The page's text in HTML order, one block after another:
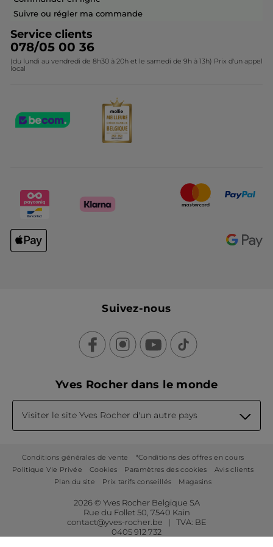
Contactez-nous
Suivre ou régler ma commande
Service clients
078/05 00 36
(du lundi au vendredi de 8h30 à 20h et le samedi de 9h à 13h) Prix d'un appel
local
Suivez-nous
Yves Rocher dans le monde
Visiter le site Yves Rocher d'un autre pays
Conditions générales de vente
*Conditions des offres en cours
Politique Vie Privée
Cookies Paramètres des cookies
Avis clients
Plan du site
Prix tarifs conseillés Magasins
2026 © Yves Rocher Belgique SA
Rue du Follet 50, 7540 Kain
contact@yves-rocher.be | TVA: BE
0405 912 732